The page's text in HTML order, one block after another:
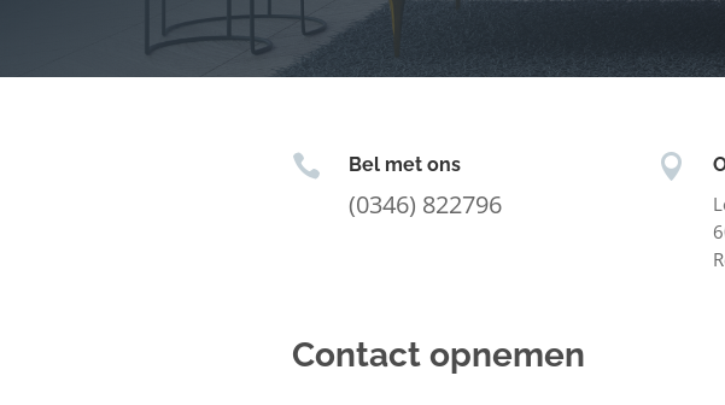
 Bel met ons
(0346) 822796

Contact opnemen